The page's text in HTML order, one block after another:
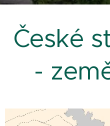
České
-